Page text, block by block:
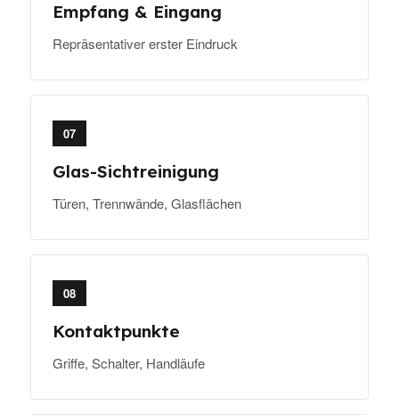
Empfang & Eingang
Repräsentativer erster Eindruck
07
Glas-Sichtreinigung
Türen, Trennwände, Glasflächen
08
Kontaktpunkte
Griffe, Schalter, Handläufe